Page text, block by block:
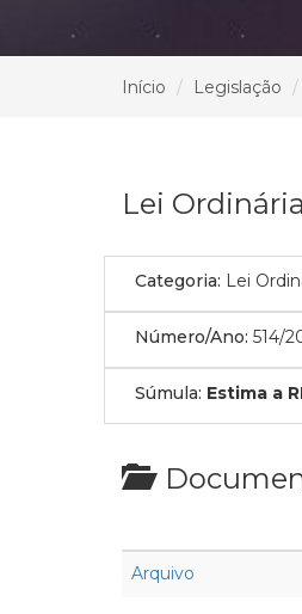
Início Legislação
Lei
Categoria: Lei
Número/Ano: 514/
Súmula: Estima a
Arquivo